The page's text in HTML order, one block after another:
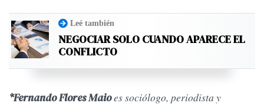
Leé también
NEGOCIAR SOLO CUANDO APARECE EL
CONFLICTO
*Fernando Flores Maioes sociólogo, periodista y